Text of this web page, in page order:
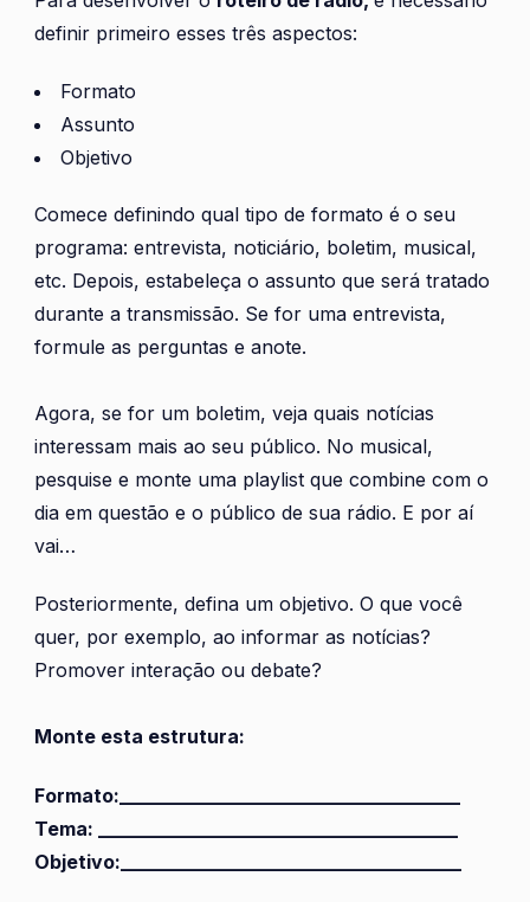
definir primeiro esses três aspectos:
Formato
Assunto
Objetivo
Comece definindo qual tipo de formato é o seu
programa: entrevista, noticiário, boletim, musical,
etc. Depois, estabeleça o assunto que será tratado
durante a transmissão. Se for uma entrevista,
formule as perguntas e anote.
Agora, se for um boletim, veja quais notícias
interessam mais ao seu público. No musical,
pesquise e monte uma playlist que combine com o
dia em questão e o público de sua rádio. E por aí
vai…
Posteriormente, defina um objetivo. O que você
quer, por exemplo, ao informar as notícias?
Promover interação ou debate?
Monte esta estrutura:
Formato:____________________________________
Tema: ______________________________________
Objetivo:____________________________________